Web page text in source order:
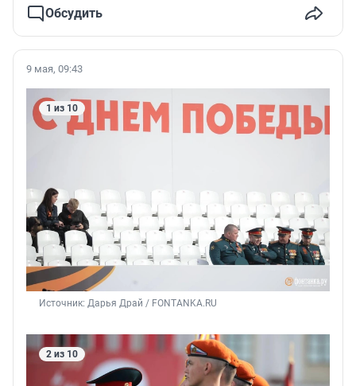
Обсудить
9 мая, 09:43
1 из 10
Источник: Дарья Драй / FONTANKA.RU
2 из 10